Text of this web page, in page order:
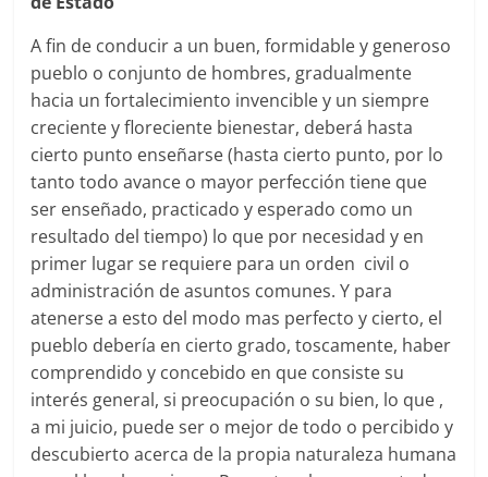
A fin de conducir a un buen, formidable y generoso
pueblo o conjunto de hombres, gradualmente
hacia un fortalecimiento invencible y un siempre
creciente y floreciente bienestar, deberá hasta
cierto punto enseñarse (hasta cierto punto, por lo
tanto todo avance o mayor perfección tiene que
ser enseñado, practicado y esperado como un
resultado del tiempo) lo que por necesidad y en
primer lugar se requiere para un orden civil o
administración de asuntos comunes. Y para
atenerse a esto del modo mas perfecto y cierto, el
pueblo debería en cierto grado, toscamente, haber
comprendido y concebido en que consiste su
interés general, si preocupación o su bien, lo que ,
a mi juicio, puede ser o mejor de todo o percibido y
descubierto acerca de la propia naturaleza humana